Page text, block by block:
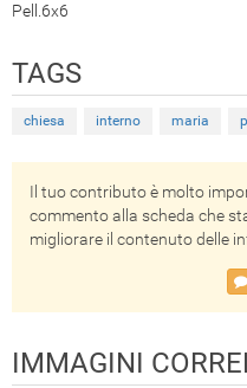
Pell.6x6
TAGS
chiesa interno maria
Il tuo contributo è molto
commento alla scheda che
migliorare il contenuto delle
IMMAGINI